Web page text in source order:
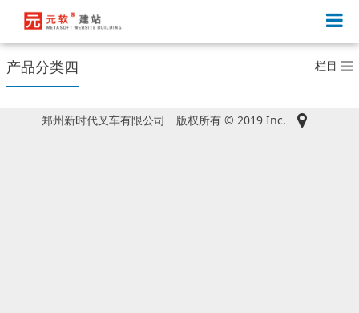
栏目
产品分类四
郑州新时代叉车有限公司 版权所有 © 2019 Inc.